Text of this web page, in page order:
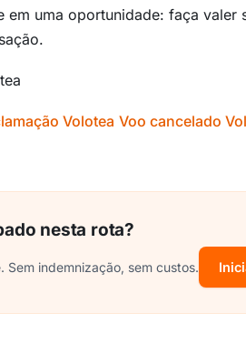
em uma oportunidade: faça valer
Volotea Voo cancelado
nesta rota?
Sem indemnização, sem custos.